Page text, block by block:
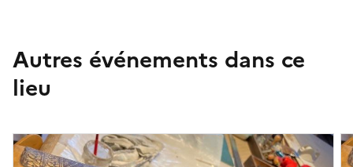
Autres événements dans ce
lieu